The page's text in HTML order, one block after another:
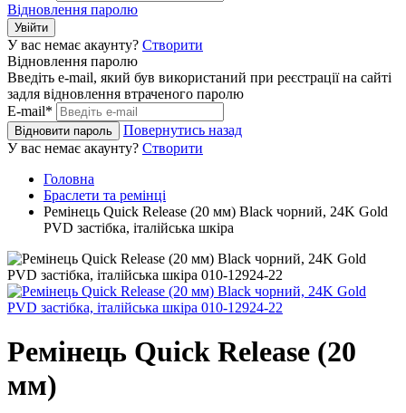
Відновлення паролю
Увійти
У вас немає акаунту? Створити
Відновлення паролю
Введіть e-mail, який був використаний при реєстрації на сайті
задля відновлення втраченого паролю
E-mail*
Відновити пароль
Повернутись назад
У вас немає акаунту? Створити
Головна
Браслети та ремінці
Ремінець Quick Release (20 мм) Black чорний, 24K Gold
PVD застібка, італійська шкіра
Ремінець Quick Release (20
мм)